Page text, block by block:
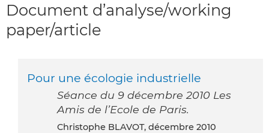
Document d’analyse/working
paper/article
Pour une écologie industrielle
Séance du 9 décembre 2010 Les
Amis de l’Ecole de Paris.
Christophe BLAVOT, décembre 2010